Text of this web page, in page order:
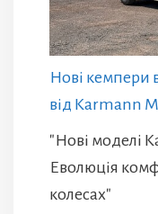
Нові кемпери
від Karmann
"Нові моделі
Еволюція
колесах"